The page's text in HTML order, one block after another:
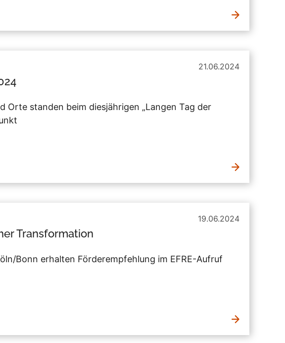
21.06.2024
Orte standen beim diesjährigen „Langen Tag der
19.06.2024
Transformation
Bonn erhalten Förderempfehlung im EFRE-Aufruf